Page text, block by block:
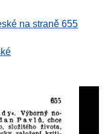
na straně 655